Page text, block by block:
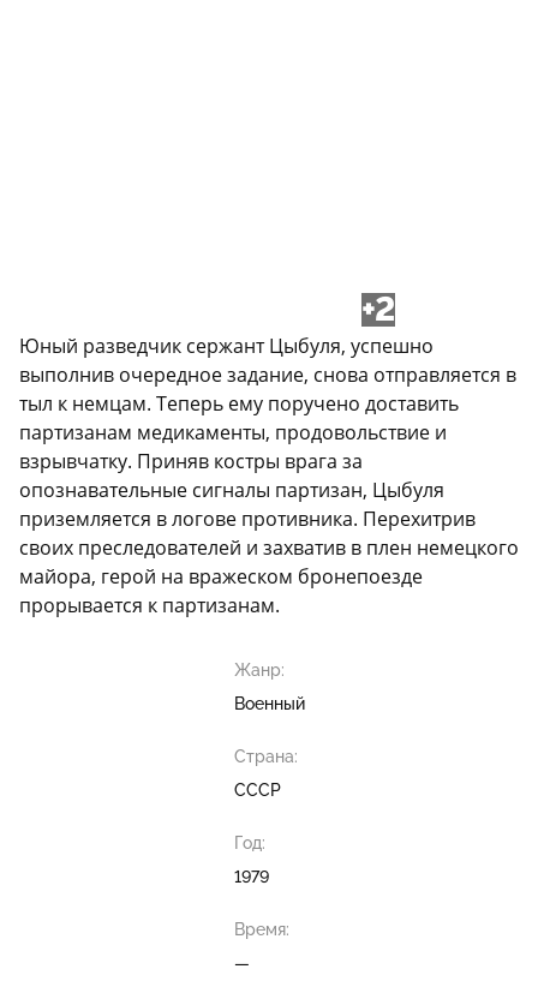
+2
Юный разведчик сержант Цыбуля, успешно
выполнив очередное задание, снова отправляется в
тыл к немцам. Теперь ему поручено доставить
партизанам медикаменты, продовольствие и
взрывчатку. Приняв костры врага за
опознавательные сигналы партизан, Цыбуля
приземляется в логове противника. Перехитрив
своих преследователей и захватив в плен немецкого
майора, герой на вражеском бронепоезде
прорывается к партизанам.
Жанр:
Военный
Страна:
СССР
Год:
1979
Время:
—